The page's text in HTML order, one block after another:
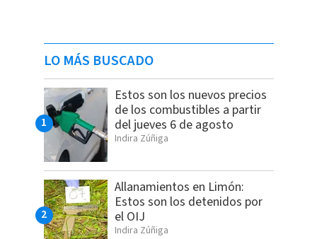
LO MÁS BUSCADO
Estos son los nuevos precios
de los combustibles a partir
del jueves 6 de agosto
Indira Zúñiga
Allanamientos en Limón:
Estos son los detenidos por
el OIJ
Indira Zúñiga